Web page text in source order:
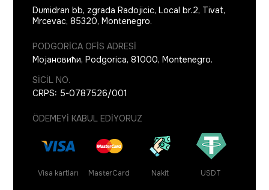
Dumidran bb, zgrada Radojicic, Local br.2, Tivat,
Mrcevac,85320,Montenegro.
PODGORICA OFIS ADRESI
Мојановићи,Podgorica,81000,Montenegro.
SICIL NO.
CRPS: 5-0787526/001
ÖDEMEYI KABUL EDIYORUZ
Visa kartları MasterCard Nakit USDT